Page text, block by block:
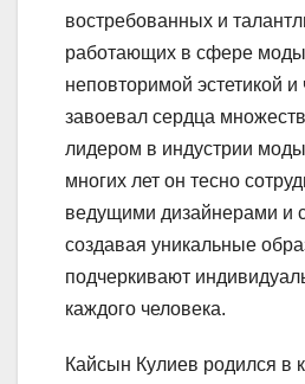
востребованных и
работающих в сфере
неповторимой эстетикой и
завоевал сердца
лидером в индустрии
многих лет он тесно
ведущими дизайнерами и
создавая уникальные
подчеркивают
каждого человека.
Кайсын Кулиев родился в